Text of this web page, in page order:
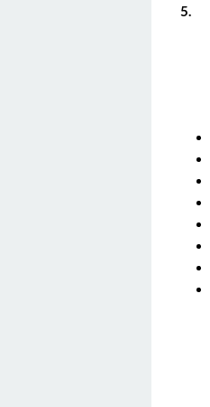
5.